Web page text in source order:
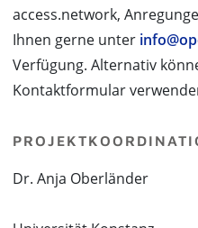
access.network,
Ihnen gerne unter
Verfügung. Alternativ
Kontaktformular
Dr. Anja Oberländer